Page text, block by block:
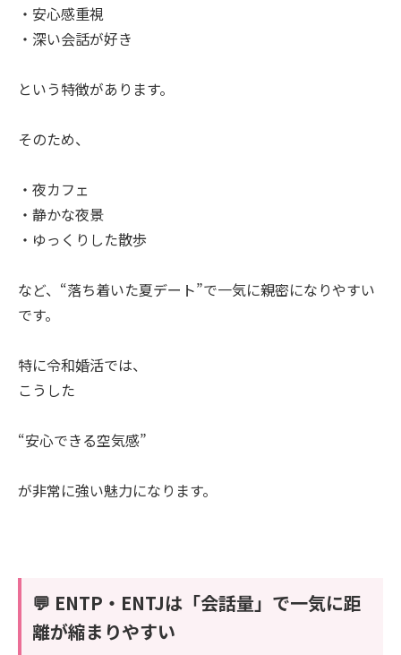
・安心感重視
・深い会話が好き
という特徴があります。
そのため、
・夜カフェ
・静かな夜景
・ゆっくりした散歩
など、“落ち着いた夏デート”で一気に親密になりやすい
です。
特に令和婚活では、
こうした
“安心できる空気感”
が非常に強い魅力になります。
💬 ENTP・ENTJは「会話量」で一気に距
離が縮まりやすい